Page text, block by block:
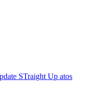
STraight Up atos